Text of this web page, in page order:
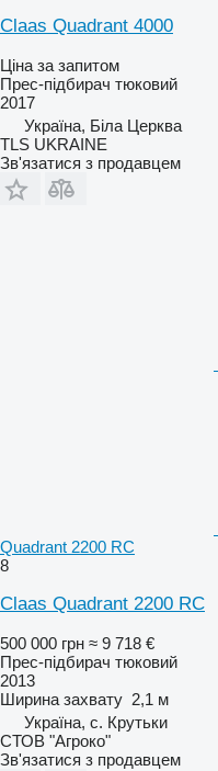
Claas Quadrant 4000
Ціна за запитом
Прес-підбирач тюковий
2017
Україна, Біла Церква
TLS UKRAINE
Зв'язатися з продавцем
Quadrant 2200 RC
8
Claas Quadrant 2200 RC
500 000 грн ≈ 9 718 €
Прес-підбирач тюковий
2013
Ширина захвату 2,1 м
Україна, с. Крутьки
СТОВ "Агроко"
Зв'язатися з продавцем